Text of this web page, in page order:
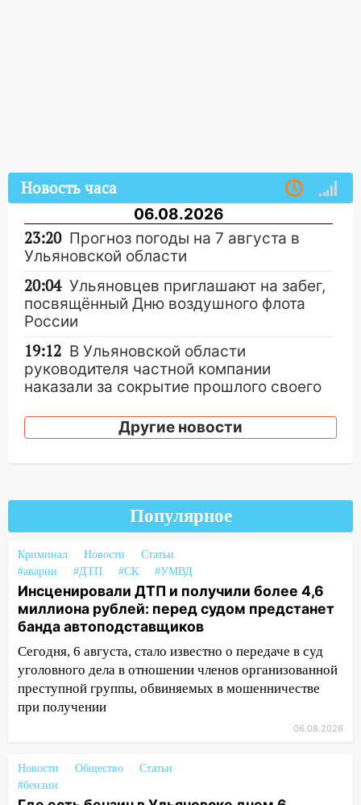
Новость часа
06.08.2026
23:20 Прогноз погоды на 7 августа в
Ульяновской области
20:04 Ульяновцев приглашают на забег,
посвящённый Дню воздушного флота
России
19:12 В Ульяновской области
руководителя частной компании
наказали за сокрытие прошлого своего
18:02 В Ульяновск едут звезды
оставил в силе приговор руководству
«УльяновскФармации» за махинации на
3,2 млн рублей
16:09
Ветераны легкой атлетики из
Ульяновска успешно выступили на
Чемпионате России
16:02 В Ульяновской области убрали
более 28% площадей зерновых и
зернобобовых культур
15:51 Бросила кирпич в жену брата: в
Ульяновской области завели дело на
15:47
На улице Радищева сбили
курьера: крупная авария в Ульяновске
Другие новости
Популярное
Криминал Новости
Статьи
#аварии
#ДТП #СК #УМВД
Инсценировали ДТП и получили более 4,6
миллиона рублей: перед судом предстанет
банда автоподставщиков
Сегодня, 6 августа, стало известно о передаче в суд
уголовного дела в отношении членов организованной
преступной группы, обвиняемых в мошенничестве
при получении
06.08.2026
Новости Общество
Статьи
#бензин